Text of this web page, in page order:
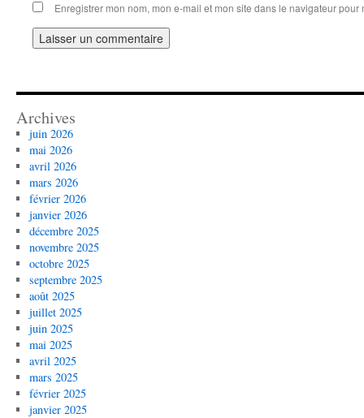
Enregistrer mon nom, mon e-mail et mon site dans le navigateur
Archives
juin 2026
mai 2026
avril 2026
mars 2026
février 2026
janvier 2026
décembre 2025
novembre 2025
octobre 2025
septembre 2025
août 2025
juillet 2025
juin 2025
mai 2025
avril 2025
mars 2025
février 2025
janvier 2025